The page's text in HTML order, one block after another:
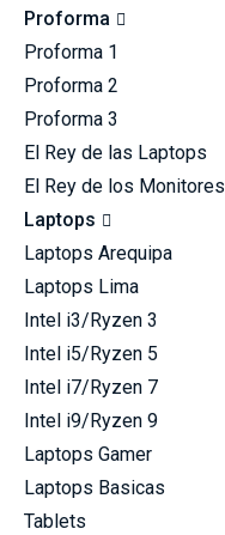
Proforma
Proforma 1
Proforma 2
Proforma 3
El Rey de las Laptops
El Rey de los Monitores
Laptops
Laptops Arequipa
Laptops Lima
Intel i3/Ryzen 3
Intel i5/Ryzen 5
Intel i7/Ryzen 7
Intel i9/Ryzen 9
Laptops Gamer
Laptops Basicas
Tablets